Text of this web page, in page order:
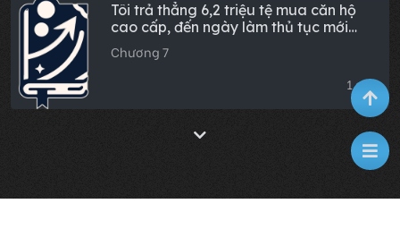
Tôi trả thẳng 6,2 triệu tệ mua căn hộ
cao cấp, đến ngày làm thủ tục mới
phát hiện sổ đỏ đứng tên bố mẹ chồng.
Tôi nhìn chồng, anh ta chột dạ: "Nhà
sớm muộn gì cũng là của chúng ta, vợ
cứ quẹt thẻ đi!". Tôi đáp: "Anh tự mà
mua".
Chương 7
1 giờ